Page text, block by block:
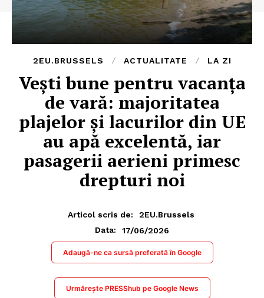
2EU.BRUSSELS ACTUALITATE LA ZI
Vești bune pentru vacanța
de vară: majoritatea
plajelor și lacurilor din UE
au apă excelentă, iar
pasagerii aerieni primesc
drepturi noi
Articol scris de:
2EU.Brussels
Data:
17/06/2026
Adaugă-ne ca sursă preferată în Google
Urmărește PRESShub pe Google News